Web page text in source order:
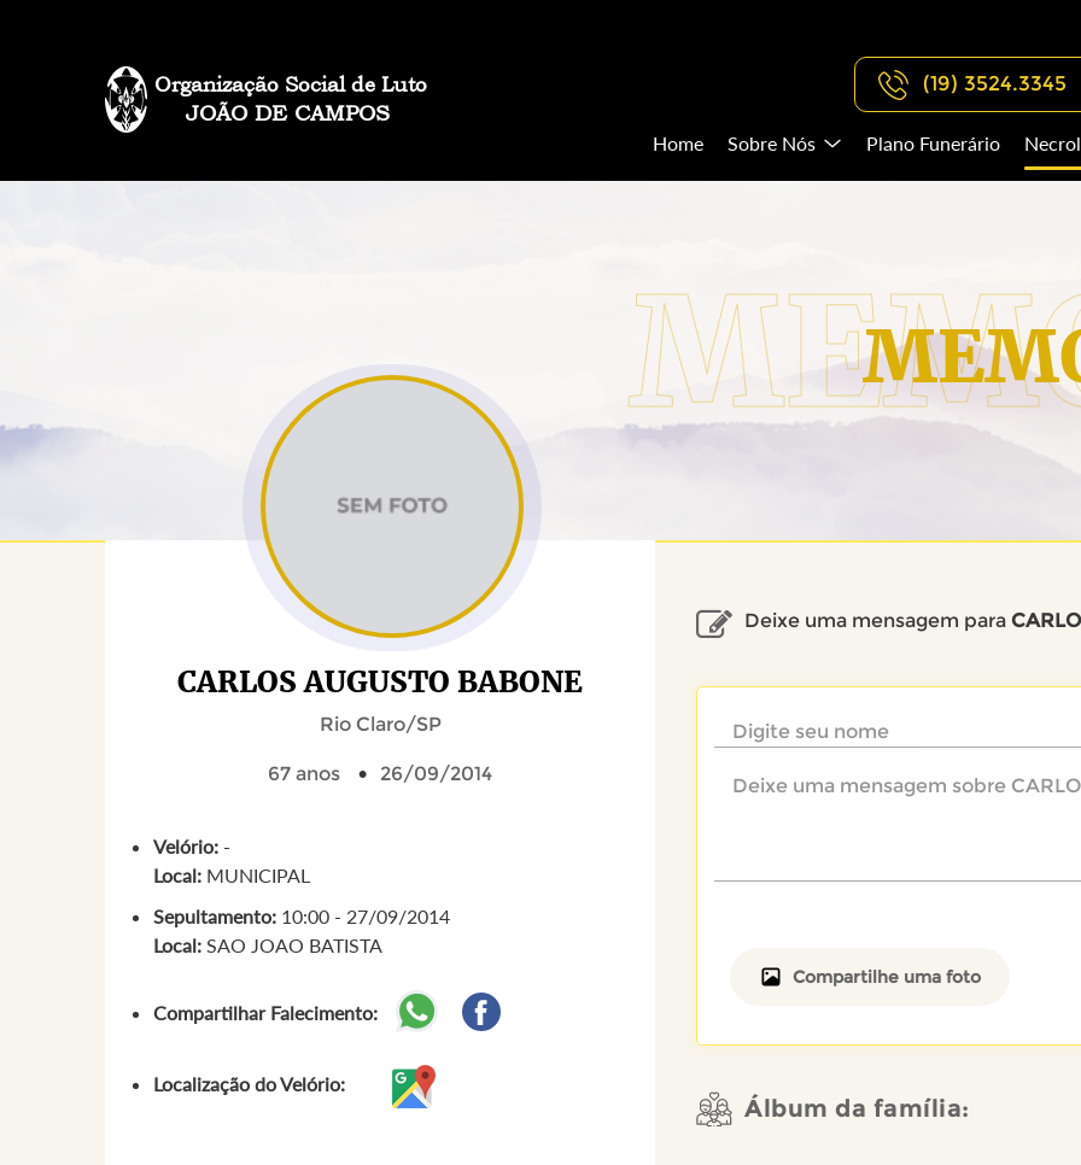
(19) 3524.3345
JOÃO DE CAMPOS
Organização Social de Luto
Home Sobre Nós Plano Funerário
CARLOS AUGUSTO BABONE
Rio Claro/SP
67 anos 26/09/2014
Velório: -
Local: MUNICIPAL
Sepultamento: 10:00 - 27/09/2014
Local: SAO JOAO BATISTA
Compartilhar Falecimento:
Localização do Velório:
Deixe uma mensagem para
Compartilhe uma foto
Álbum da família: